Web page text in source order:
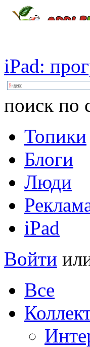
iPad:
поиск по
Топики
Блоги
Люди
iPad
Войти
Все